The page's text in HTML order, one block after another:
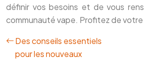
définir vos besoins et de vous
communauté vape. Profitez de
Des conseils essentiels
pour les nouveaux